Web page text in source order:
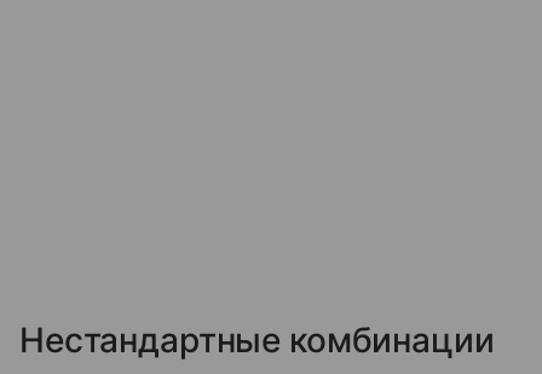
Нестандартные комбинации